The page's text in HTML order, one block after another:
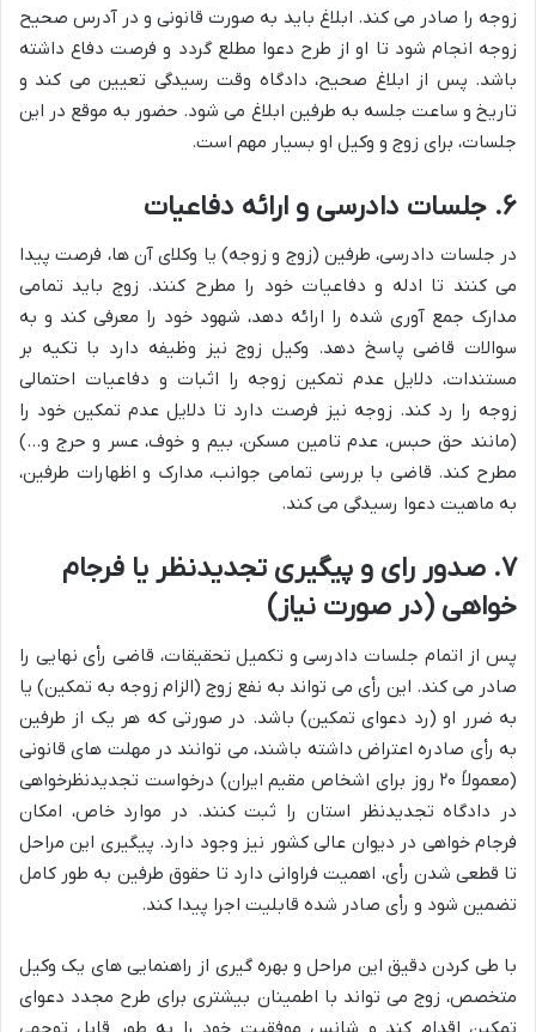
زوجه را صادر می کند. ابلاغ باید به صورت قانونی و در آدرس صحیح
زوجه انجام شود تا او از طرح دعوا مطلع گردد و فرصت دفاع داشته
باشد. پس از ابلاغ صحیح، دادگاه وقت رسیدگی تعیین می کند و
تاریخ و ساعت جلسه به طرفین ابلاغ می شود. حضور به موقع در این
جلسات، برای زوج و وکیل او بسیار مهم است.
۶. جلسات دادرسی و ارائه دفاعیات
در جلسات دادرسی، طرفین (زوج و زوجه) یا وکلای آن ها، فرصت پیدا
می کنند تا ادله و دفاعیات خود را مطرح کنند. زوج باید تمامی
مدارک جمع آوری شده را ارائه دهد، شهود خود را معرفی کند و به
سوالات قاضی پاسخ دهد. وکیل زوج نیز وظیفه دارد با تکیه بر
مستندات، دلایل عدم تمکین زوجه را اثبات و دفاعیات احتمالی
زوجه را رد کند. زوجه نیز فرصت دارد تا دلایل عدم تمکین خود را
(مانند حق حبس، عدم تامین مسکن، بیم و خوف، عسر و حرج و…)
مطرح کند. قاضی با بررسی تمامی جوانب، مدارک و اظهارات طرفین،
به ماهیت دعوا رسیدگی می کند.
۷. صدور رای و پیگیری تجدیدنظر یا فرجام
خواهی (در صورت نیاز)
پس از اتمام جلسات دادرسی و تکمیل تحقیقات، قاضی رأی نهایی را
صادر می کند. این رأی می تواند به نفع زوج (الزام زوجه به تمکین) یا
به ضرر او (رد دعوای تمکین) باشد. در صورتی که هر یک از طرفین
به رأی صادره اعتراض داشته باشند، می توانند در مهلت های قانونی
(معمولاً ۲۰ روز برای اشخاص مقیم ایران) درخواست تجدیدنظرخواهی
در دادگاه تجدیدنظر استان را ثبت کنند. در موارد خاص، امکان
فرجام خواهی در دیوان عالی کشور نیز وجود دارد. پیگیری این مراحل
تا قطعی شدن رأی، اهمیت فراوانی دارد تا حقوق طرفین به طور کامل
تضمین شود و رأی صادر شده قابلیت اجرا پیدا کند.
با طی کردن دقیق این مراحل و بهره گیری از راهنمایی های یک وکیل
متخصص، زوج می تواند با اطمینان بیشتری برای طرح مجدد دعوای